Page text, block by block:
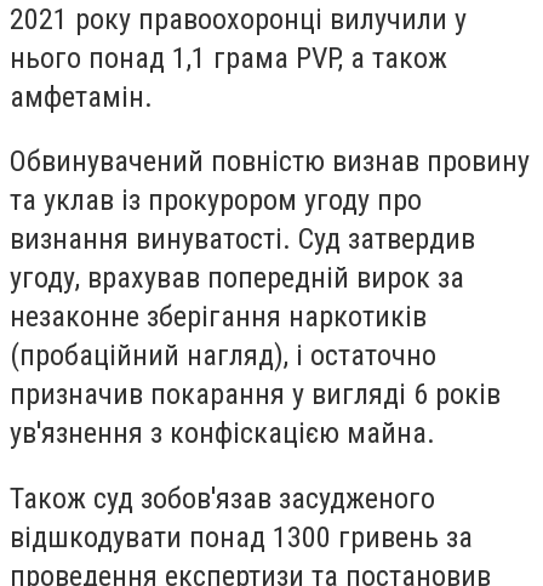
2021 року правоохоронці вилучили у
нього понад 1,1 грама PVP, а також
амфетамін.
Обвинувачений повністю визнав провину
та уклав із прокурором угоду про
визнання винуватості. Суд затвердив
угоду, врахував попередній вирок за
незаконне зберігання наркотиків
(пробаційний нагляд), і остаточно
призначив покарання у вигляді 6 років
ув'язнення з конфіскацією майна.
Також суд зобов'язав засудженого
відшкодувати понад 1300 гривень за
проведення експертизи та постановив